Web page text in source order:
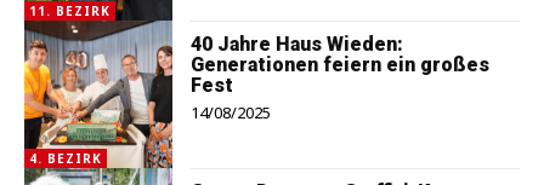
11. BEZIRK
4. BEZIRK
40 Jahre Haus Wieden:
Generationen feiern ein großes
Fest
14/08/2025